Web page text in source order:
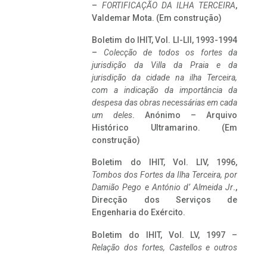
– FORTIFICAÇÃO DA ILHA TERCEIRA,
Valdemar Mota. (Em construção)
Boletim do IHIT, Vol. LI-LII, 1993-1994
– Colecção de todos os fortes da
jurisdição da Villa da Praia e da
jurisdição da cidade na ilha Terceira,
com a indicação da importância da
despesa das obras necessárias em cada
um deles. Anónimo – Arquivo
Histórico Ultramarino. (Em
construção)
Boletim do IHIT, Vol. LIV, 1996,
Tombos dos Fortes da Ilha Terceira, por
Damião Pego e António d’ Almeida Jr.,
Direcção dos Serviços de
Engenharia do Exército.
Boletim do IHIT, Vol. LV, 1997 –
Relação dos fortes, Castellos e outros